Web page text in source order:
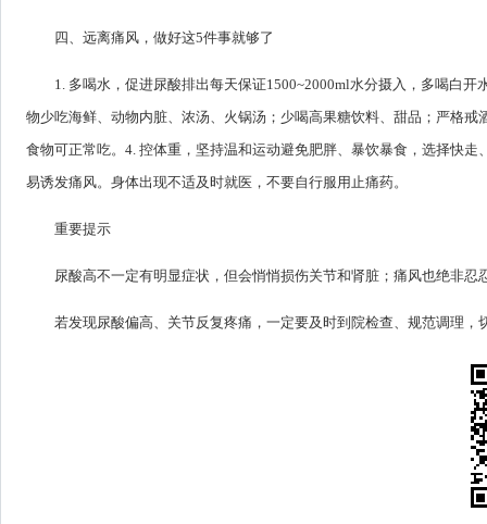
四、远离痛风，做好这5件事就够了
1. 多喝水，促进尿酸排出每天保证1500~2000ml水分摄入，多喝白
物少吃海鲜、动物内脏、浓汤、火锅汤；少喝高果糖饮料、甜品；严格
食物可正常吃。4. 控体重，坚持温和运动避免肥胖、暴饮暴食，选择快
易诱发痛风。身体出现不适及时就医，不要自行服用止痛药。
重要提示
尿酸高不一定有明显症状，但会悄悄损伤关节和肾脏；痛风也绝非
若发现尿酸偏高、关节反复疼痛，一定要及时到院检查、规范调理，